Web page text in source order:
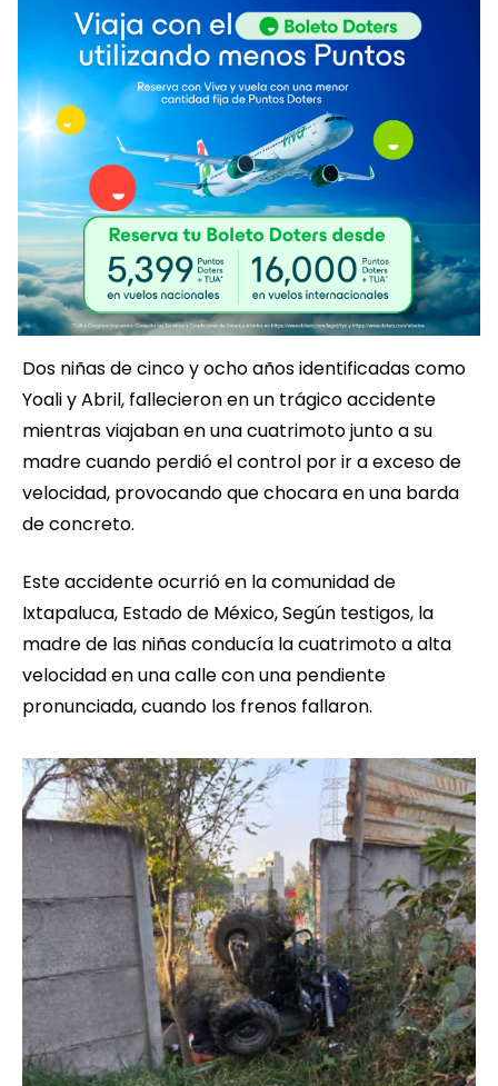
Dos niñas de cinco y ocho años identificadas como
Yoali y Abril, fallecieron en un trágico accidente
mientras viajaban en una cuatrimoto junto a su
madre cuando perdió el control por ir a exceso de
velocidad, provocando que chocara en una barda
de concreto.
Este accidente ocurrió en la comunidad de
Ixtapaluca, Estado de México, Según testigos, la
madre de las niñas conducía la cuatrimoto a alta
velocidad en una calle con una pendiente
pronunciada, cuando los frenos fallaron.